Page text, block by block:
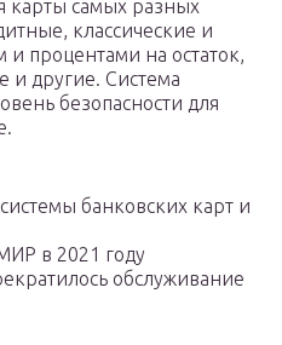
карты самых разных
классические и
процентами на остаток,
и другие. Система
безопасности для
банковских карт и
в 2021 году
обслуживание